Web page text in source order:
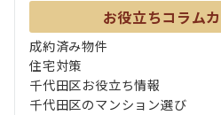
お役立ちコラム
成約済み物件
住宅対策
千代田区お役立ち情報
千代田区のマンション選び